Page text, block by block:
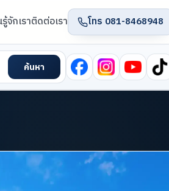
รู้จักเราติดต่อเรา โทร 081-8468948
ค้นหา